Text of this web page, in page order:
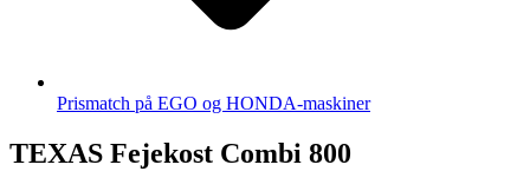
Prismatch på EGO og HONDA-maskiner
TEXAS Fejekost Combi 800